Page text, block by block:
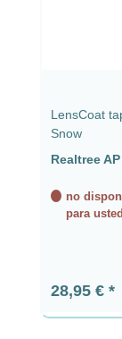
LensCoat
Snow
Realtree
no
para usted
Precio
28,95 €